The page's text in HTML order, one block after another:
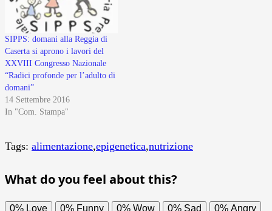
SIPPS: domani alla Reggia di
Caserta si aprono i lavori del
XXVIII Congresso Nazionale
“Radici profonde per l’adulto di
domani”
14 Settembre 2016
In "Com. Stampa"
Tags: alimentazione,epigenetica,nutrizione
What do you feel about this?
0% Love 0% Funny 0% Wow 0% Sad 0% Angry